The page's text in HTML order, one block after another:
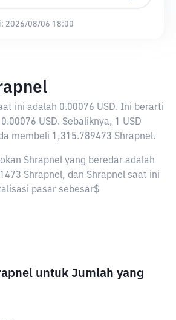
2026/08/06 18:00
ini adalah 0.00076 USD. Ini berarti
USD. Sebaliknya, 1 USD
membeli 1,315.789473 Shrapnel.
Shrapnel yang beredar adalah
Shrapnel, dan Shrapnel saat ini
pasar sebesar$
untuk Jumlah yang